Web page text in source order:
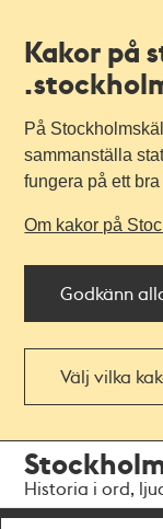
Kakor på
På
sammanställa
fungera på ett
Om kakor på
Godkänn
Välj vilka
navigationen
huvudinnehållet
Historia i ord,